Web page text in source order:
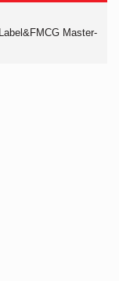
Master-